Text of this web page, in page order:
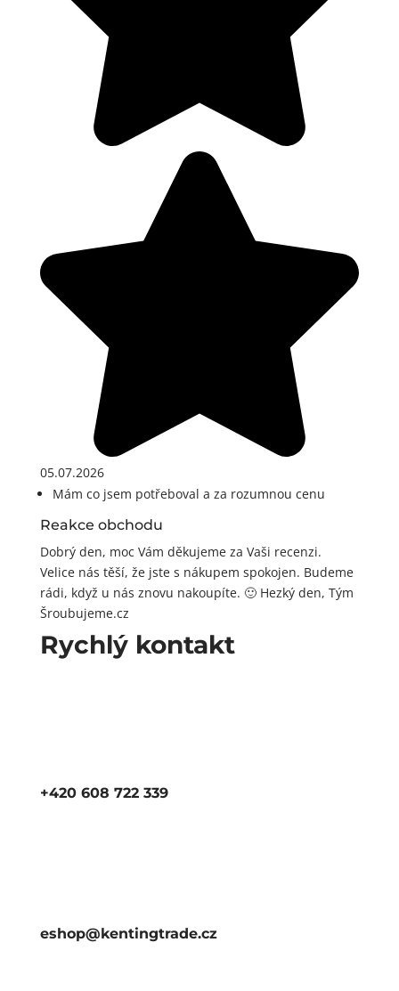
05.07.2026
Mám co jsem potřeboval a za rozumnou cenu
Reakce obchodu
Dobrý den, moc Vám děkujeme za Vaši recenzi.
Velice nás těší, že jste s nákupem spokojen. Budeme
rádi, když u nás znovu nakoupíte. 🙂 Hezký den, Tým
Šroubujeme.cz
Rychlý kontakt
+420 608 722 339
eshop@kentingtrade.cz